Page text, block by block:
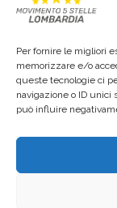
Per fornire le migliori
memorizzare e/o
queste tecnologie ci
navigazione o ID unici
può influire
COLLEGAMENTI
Contattaci
Privacy Policy